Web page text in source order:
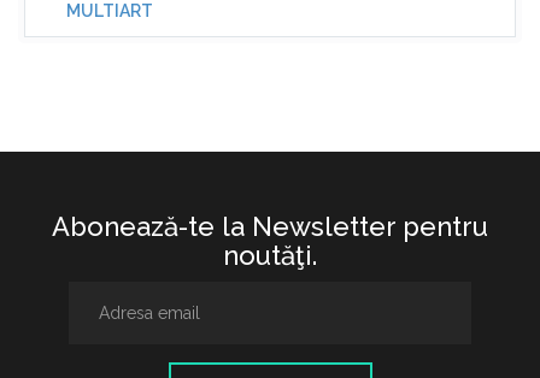
MULTIART
Abonează-te la Newsletter pentru
noutăţi.